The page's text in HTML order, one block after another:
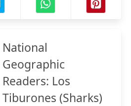
National
Geographic
Readers: Los
Tiburones (Sharks)